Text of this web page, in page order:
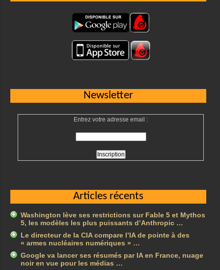
Newsletter
Entrez votre adresse email :
Articles récents
Washington lève ses restrictions sur Fable 5 et Mythos
5, les modèles les plus puissants d’Anthropic …
Le directeur de la CIA compare l’IA de pointe à des
« armes nucléaires numériques » …
Google va lancer ses résumés par IA en France, nuage
noir en vue pour les médias …